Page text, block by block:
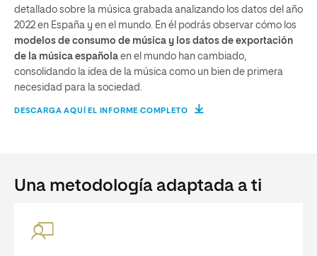
detallado sobre la música grabada analizando los datos del año
2022 en España y en el mundo. En él podrás observar cómo los
modelos de consumo de música y los datos de exportación
de la música española en el mundo han cambiado,
consolidando la idea de la música como un bien de primera
necesidad para la sociedad.
DESCARGA AQUÍ EL INFORME COMPLETO
Una metodología adaptada a ti